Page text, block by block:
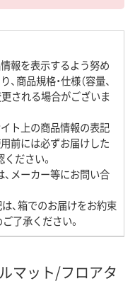
報を表示するよう努め
商品規格・仕様（容量、
更される場合がございま
ト上の商品情報の表記
前には必ずお届けした
ださい。
メーカー等にお問い合
は、箱でのお届けをお約束
了承ください。
マット/フロアタ